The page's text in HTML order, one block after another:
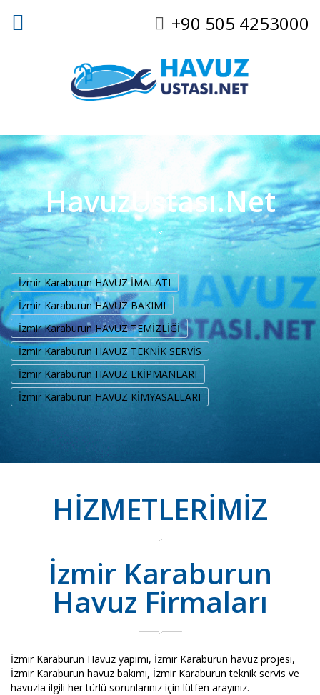
+90 505 4253000
HavuzUstası.Net
İzmir Karaburun HAVUZ İMALATI
İzmir Karaburun HAVUZ BAKIMI
İzmir Karaburun HAVUZ TEMİZLİĞİ
İzmir Karaburun HAVUZ TEKNİK SERVİS
İzmir Karaburun HAVUZ EKİPMANLARI
İzmir Karaburun HAVUZ KİMYASALLARI
HİZMETLERİMİZ
İzmir Karaburun
Havuz Firmaları
İzmir Karaburun Havuz yapımı, İzmir Karaburun havuz projesi,
İzmir Karaburun havuz bakımı, İzmir Karaburun teknik servis ve
havuzla ilgili her türlü sorunlarınız için lütfen arayınız.